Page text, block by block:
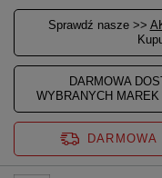
Sprawdź nasze >>
DARMOWA
WYBRANYCH
DARMOWA